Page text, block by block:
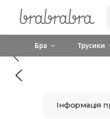
Бра Трусики
Інформація